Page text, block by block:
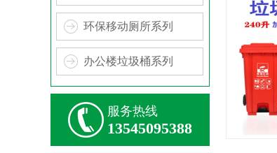
环保移动厕所系列
办公楼垃圾桶系列
服务热线
13545095388